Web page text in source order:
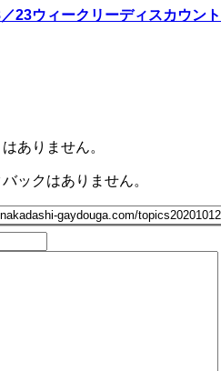
23ウィークリーディスカウン
ありません。
ックはありません。